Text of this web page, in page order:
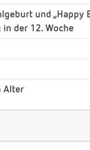
und „Happy
der 12. Woche
Alter